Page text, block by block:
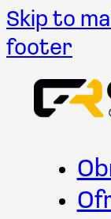
Skip to
footer